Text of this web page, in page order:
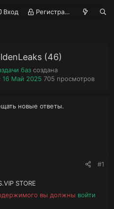
Вход Регистрация
(46)
базсоздана
Д
а
16 Май 2025 П
с
705 просмотров
новые ответы.
#1
STORE
вы должны войти